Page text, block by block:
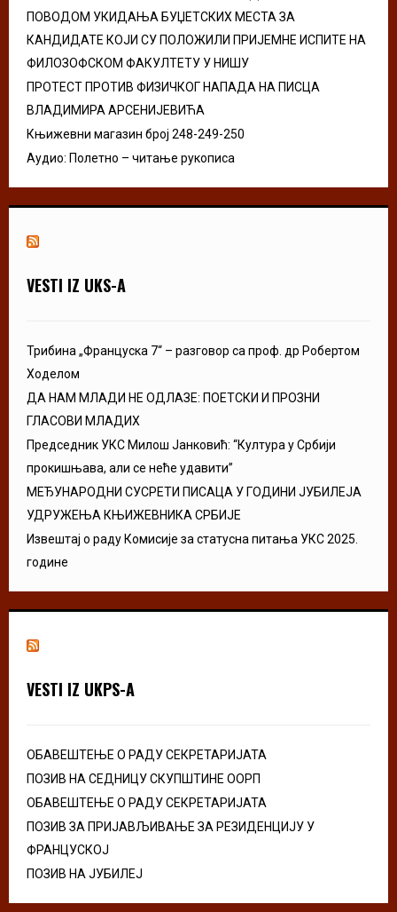
ПОВОДОМ УКИДАЊА БУЏЕТСКИХ МЕСТА ЗА
КАНДИДАТЕ КОЈИ СУ ПОЛОЖИЛИ ПРИЈЕМНЕ ИСПИТЕ НА
ФИЛОЗОФСКОМ ФАКУЛТЕТУ У НИШУ
ПРОТЕСТ ПРОТИВ ФИЗИЧКОГ НАПАДА НА ПИСЦА
ВЛАДИМИРА АРСЕНИЈЕВИЋА
Књижевни магазин број 248-249-250
Аудио: Полетно – читање рукописа
VESTI IZ UKS-A
Трибина „Француска 7“ – разговор са проф. др Робертом
Ходелом
ДА НАМ МЛАДИ НЕ ОДЛАЗЕ: ПОЕТСКИ И ПРОЗНИ
ГЛАСОВИ МЛАДИХ
Председник УКС Милош Јанковић: “Култура у Србији
прокишњава, али се неће удавити”
МЕЂУНАРОДНИ СУСРЕТИ ПИСАЦА У ГОДИНИ ЈУБИЛЕЈА
УДРУЖЕЊА КЊИЖЕВНИКА СРБИЈЕ
Извештај о раду Комисије за статусна питања УКС 2025.
године
VESTI IZ UKPS-A
ОБАВЕШТЕЊЕ О РАДУ СЕКРЕТАРИЈАТА
ПОЗИВ НА СЕДНИЦУ СКУПШТИНЕ ООРП
ОБАВЕШТЕЊЕ О РАДУ СЕКРЕТАРИЈАТА
ПОЗИВ ЗА ПРИЈАВЉИВАЊЕ ЗА РЕЗИДЕНЦИЈУ У
ФРАНЦУСКОЈ
ПОЗИВ НА ЈУБИЛЕЈ